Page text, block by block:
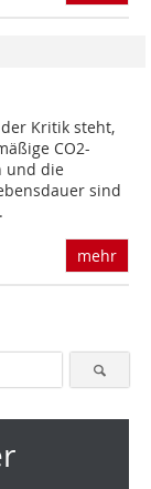
Kritik steht,
CO2-
und die
sind
mehr